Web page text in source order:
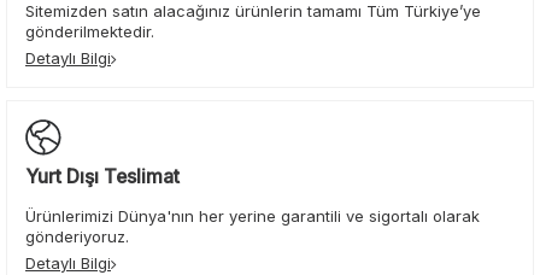
Sitemizden satın alacağınız ürünlerin tamamı Tüm Türkiye’ye
gönderilmektedir.
Detaylı Bilgi
Yurt Dışı Teslimat
Ürünlerimizi Dünya'nın her yerine garantili ve sigortalı olarak
gönderiyoruz.
Detaylı Bilgi